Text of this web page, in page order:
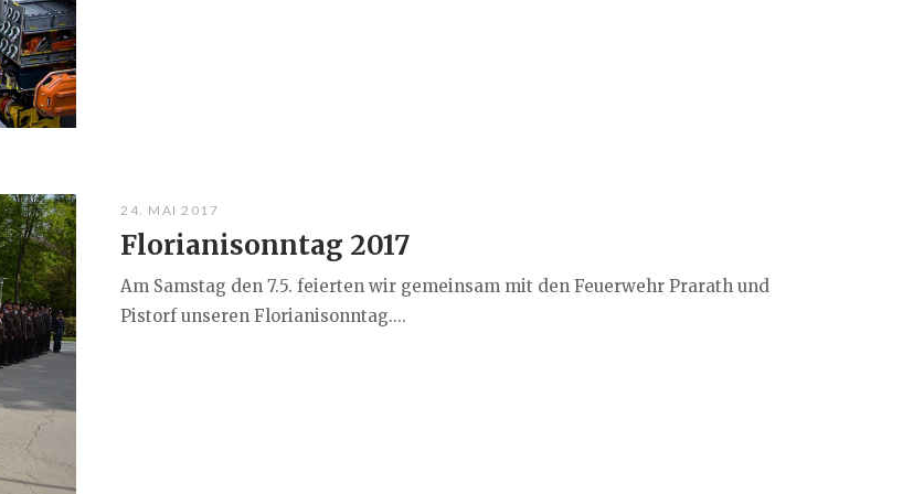
24. MAI 2017
Florianisonntag 2017
Am Samstag den 7.5. feierten wir gemeinsam mit den Feuerwehr Prarath und
Pistorf unseren Florianisonntag....